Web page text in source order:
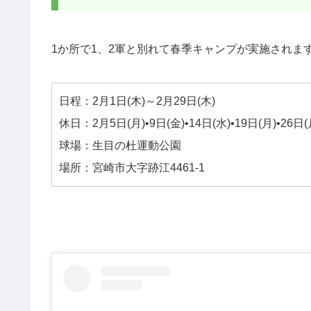
1か所で1、2軍と別れて春季キャンプが実施されま
日程：2月1日(木)～2月29日(木)
休日：2月5日(月)•9日(金)•14日(水)•19日(月)•26日(
球場：生目の杜運動公園
場所：宮崎市大字跡江4461-1